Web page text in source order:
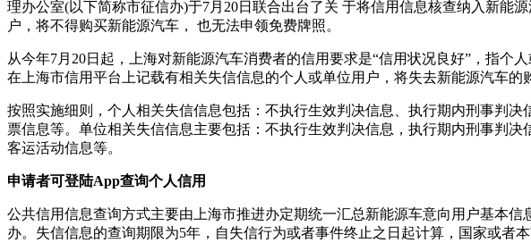
理办公室(以下简称市征信办)于7月20日联合出台了关 于将信用信息核查纳入新能
户，将不得购买新能源汽车， 也无法申领免费牌照。
从今年7月20日起，上海对新能源汽车消费者的信用要求是“信用状况良好”，指
在上海市信用平台上记载有相关失信信息的个人或单位用户，将失去新能源汽车的
按照实施细则，个人相关失信信息包括：不执行生效判决信息、执行期内刑事判
票信息等。单位相关失信信息主要包括：不执行生效判决信息，执行期内刑事判
客运活动信息等。
申请者可登陆App查询个人信用
公共信用信息查询方式主要由上海市推进办定期统一汇总新能源车意向用户基本
办。失信信息的查询期限为5年，自失信行为或者事件终止之日起计算，国家或者